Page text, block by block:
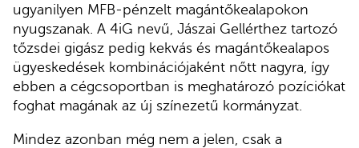
ugyanilyen MFB-pénzelt magántőkealapokon
nyugszanak. A 4iG nevű, Jászai Gellérthez tartozó
tőzsdei gigász pedig kekvás és magántőkealapos
ügyeskedések kombinációjaként nőtt nagyra, így
ebben a cégcsoportban is meghatározó pozíciókat
foghat magának az új színezetű kormányzat.
Mindez azonban még nem a jelen, csak a